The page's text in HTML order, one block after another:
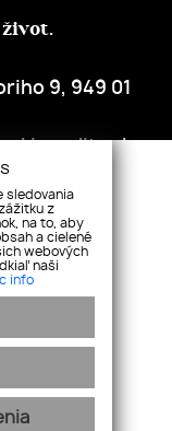
9, 949 01
NAMI
NÁŠ TÍM
GDPR COOKIES
sledovania
z
na to, aby
a cielené
webových
naši
info